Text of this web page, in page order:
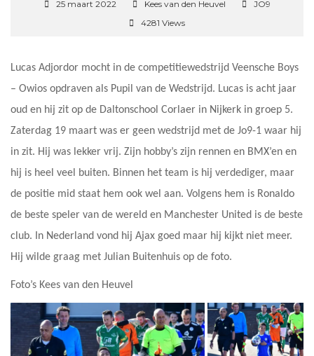
25 maart 2022 Kees van den Heuvel
JO9
4281 Views
Lucas Adjordor mocht in de competitiewedstrijd Veensche Boys
– Owios opdraven als Pupil van de Wedstrijd. Lucas is acht jaar
oud en hij zit op de Daltonschool Corlaer in Nijkerk in groep 5.
Zaterdag 19 maart was er geen wedstrijd met de Jo9-1 waar hij
in zit. Hij was lekker vrij. Zijn hobby’s zijn rennen en BMX’en en
hij is heel veel buiten. Binnen het team is hij verdediger, maar
de positie mid staat hem ook wel aan. Volgens hem is Ronaldo
de beste speler van de wereld en Manchester United is de beste
club. In Nederland vond hij Ajax goed maar hij kijkt niet meer.
Hij wilde graag met Julian Buitenhuis op de foto.
Foto’s Kees van den Heuvel